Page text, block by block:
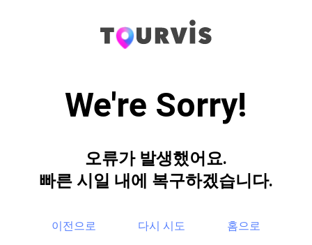
We're Sorry!
오류가 발생했어요.
빠른 시일 내에 복구하겠습니다.
이전으로 다시 시도 홈으로